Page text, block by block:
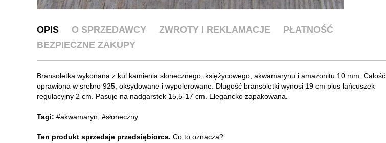
OPIS O SPRZEDAWCY ZWROTY I REKLAMACJE
PŁATNOŚĆ
BEZPIECZNE ZAKUPY
Bransoletka wykonana z kul kamienia słonecznego, księżycowego, akwamarynu i amazonitu 10 mm. Całość
oprawiona w srebro 925, oksydowane i wypolerowane. Długość bransoletki wynosi 19 cm plus łańcuszek
regulacyjny 2 cm. Pasuje na nadgarstek 15,5-17 cm. Elegancko zapakowana.
Tagi: #akwamaryn #słoneczny
Ten produkt sprzedaje przedsiębiorca. Co to oznacza?